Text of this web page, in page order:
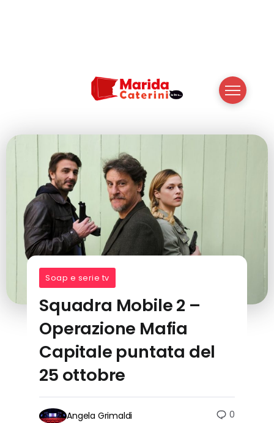
Soap e serie tv
Squadra Mobile 2 –
Operazione Mafia
Capitale puntata del
25 ottobre
Angela Grimaldi 0